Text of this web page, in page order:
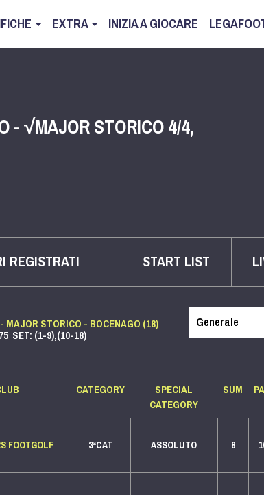
EXTRA INIZIA A GIOCARE
- √MAJOR STORICO 4/4,
REGISTRATI START LIST
MAJOR STORICO - BOCENAGO (18)
SET: (1-9),(10-18)
CATEGORY SPECIAL
CATEGORY
SUM
FOOTGOLF 3ªCAT ASSOLUTO 8